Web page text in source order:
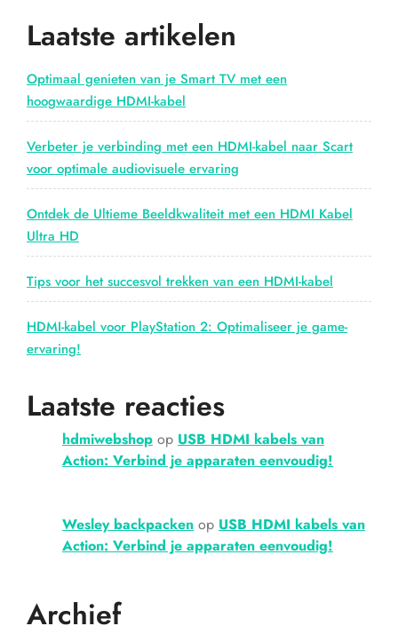
voor
juiste
keuze”
Laatste artikelen
Optimaal genieten van je Smart TV met een
hoogwaardige HDMI-kabel
Verbeter je verbinding met een HDMI-kabel naar Scart
voor optimale audiovisuele ervaring
Ontdek de Ultieme Beeldkwaliteit met een HDMI Kabel
Ultra HD
Tips voor het succesvol trekken van een HDMI-kabel
HDMI-kabel voor PlayStation 2: Optimaliseer je game-
ervaring!
Laatste reacties
hdmiwebshop op USB HDMI kabels van
Action: Verbind je apparaten eenvoudig!
Wesley backpacken op USB HDMI kabels van
Action: Verbind je apparaten eenvoudig!
Archief